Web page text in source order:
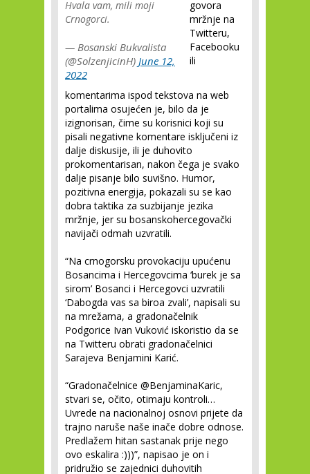
Hvala vam, mili moji
Crnogorci.
— Bosanski Bukvalista
(@SolzenjicinH) June 12,
2022
govora
mržnje na
Twitteru,
Facebooku
ili
komentarima ispod tekstova na web
portalima osujećen je, bilo da je
izignorisan, čime su korisnici koji su
pisali negativne komentare isključeni iz
dalje diskusije, ili je duhovito
prokomentarisan, nakon čega je svako
dalje pisanje bilo suvišno. Humor,
pozitivna energija, pokazali su se kao
dobra taktika za suzbijanje jezika
mržnje, jer su bosanskohercegovački
navijači odmah uzvratili.
“Na crnogorsku provokaciju upućenu
Bosancima i Hercegovcima ‘burek je sa
sirom’ Bosanci i Hercegovci uzvratili
‘Dabogda vas sa biroa zvali’, napisali su
na mrežama, a gradonačelnik
Podgorice Ivan Vuković iskoristio da se
na Twitteru obrati gradonačelnici
Sarajeva Benjamini Karić.
“Gradonačelnice @BenjaminaKaric,
stvari se, očito, otimaju kontroli…
Uvrede na nacionalnoj osnovi prijete da
trajno naruše naše inače dobre odnose.
Predlažem hitan sastanak prije nego
ovo eskalira :)))”, napisao je on i
pridružio se zajednici duhovitih